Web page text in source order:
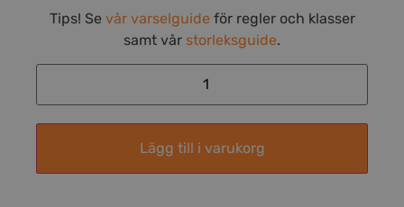
Tips! Se vår varselguide för regler och klasser
samt vår storleksguide.
Lägg till i varukorg